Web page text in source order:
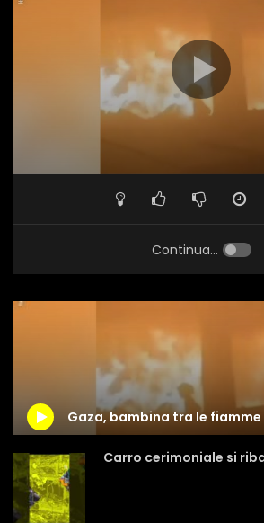
Continua...
Carro cerimoniale si